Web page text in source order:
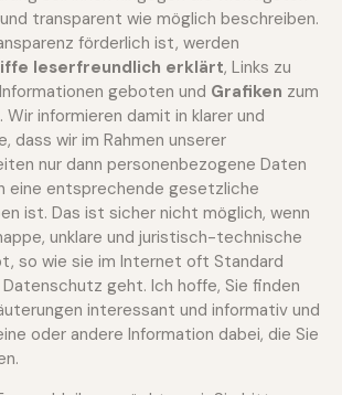
transparent wie möglich beschreiben.
förderlich ist, werden
leserfreundlich erklärt, Links zu
geboten und Grafiken zum
informieren damit in klarer und
dass wir im Rahmen unserer
nur dann personenbezogene Daten
eine entsprechende gesetzliche
ist. Das ist sicher nicht möglich, wenn
unklare und juristisch-technische
so wie sie im Internet oft Standard
Datenschutz geht. Ich hoffe, Sie finden
interessant und informativ und
oder andere Information dabei, die Sie